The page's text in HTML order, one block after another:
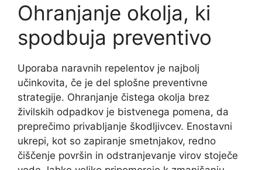
Ohranjanje okolja, ki
spodbuja preventivo
Uporaba naravnih repelentov je najbolj
učinkovita, če je del splošne preventivne
strategije. Ohranjanje čistega okolja brez
živilskih odpadkov je bistvenega pomena, da
preprečimo privabljanje škodljivcev. Enostavni
ukrepi, kot so zapiranje smetnjakov, redno
čiščenje površin in odstranjevanje virov stoječe